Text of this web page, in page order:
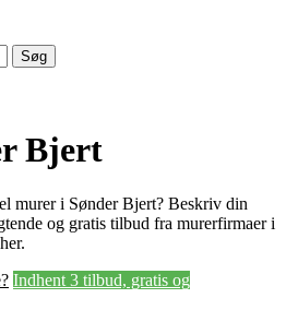
Bjert
murer i Sønder Bjert? Beskriv din
og gratis tilbud fra murerfirmaer i
Indhent 3 tilbud, gratis og